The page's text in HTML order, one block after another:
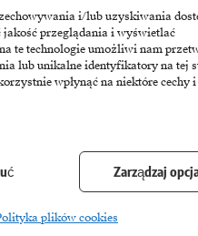
i/lub uzyskiwania
przeglądania i wyświetlać
te technologie umożliwi nam
lub unikalne identyfikatory na tej
wpłynąć na niektóre cechy
Zarządzaj
plików cookies
epidemiologicznym. Warto